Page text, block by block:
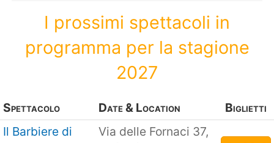
I prossimi spettacoli in
programma per la stagione
2027
Spettacolo Date & Location
Biglietti
Il Barbiere di
Via delle Fornaci 37,